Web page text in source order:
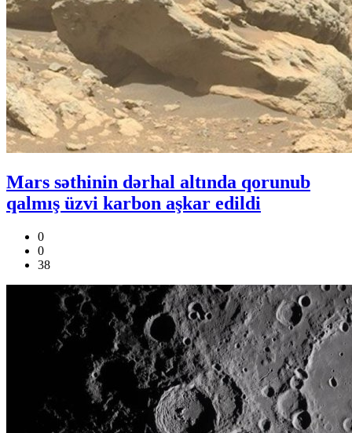
Mars səthinin dərhal altında qorunub
qalmış üzvi karbon aşkar edildi
0
0
38